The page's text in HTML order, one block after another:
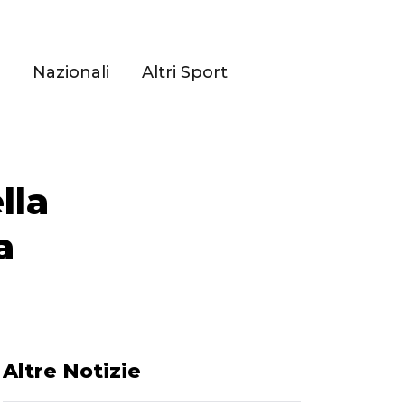
Nazionali Altri Sport
Altre Notizie